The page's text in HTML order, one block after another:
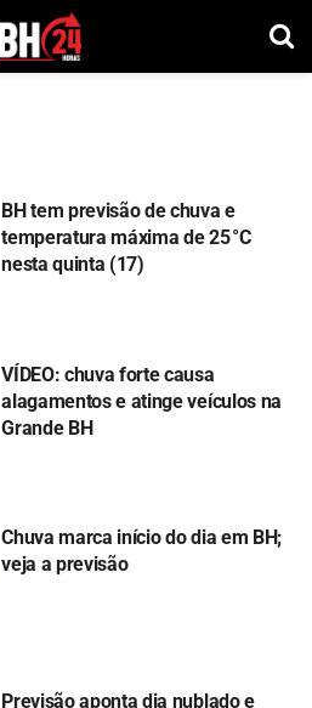
BH tem previsão de chuva e
temperatura máxima de 25 °C
nesta quinta (17)
VÍDEO: chuva forte causa
alagamentos e atinge veículos na
Grande BH
Chuva marca início do dia em BH;
veja a previsão
Previsão aponta dia nublado e